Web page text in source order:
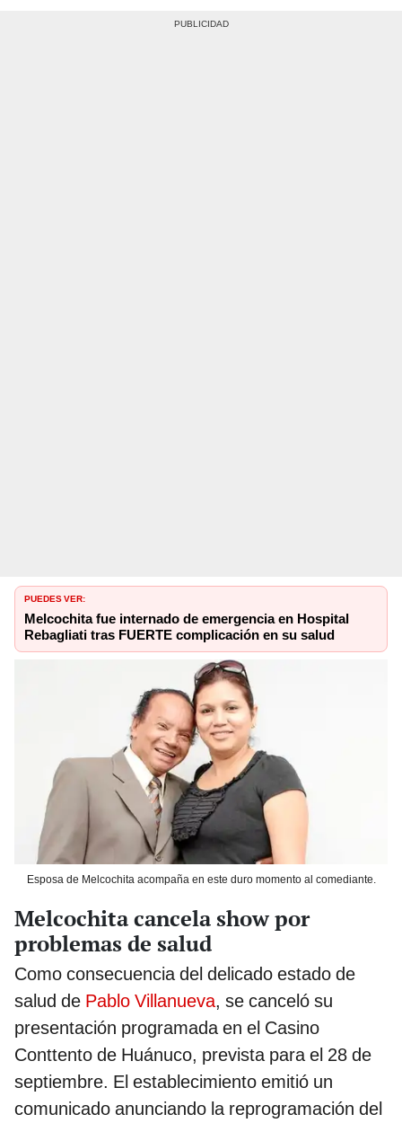
PUEDES VER:
Melcochita fue internado de emergencia en Hospital
Rebagliati tras FUERTE complicación en su salud
Esposa de Melcochita acompaña en este duro momento al comediante.
Melcochita cancela show por
problemas de salud
Como consecuencia del delicado estado de
salud de Pablo Villanueva, se canceló su
presentación programada en el Casino
Conttento de Huánuco, prevista para el 28 de
septiembre. El establecimiento emitió un
comunicado anunciando la reprogramación del